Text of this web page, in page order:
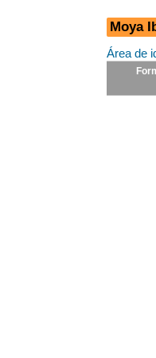
Moya
Área de